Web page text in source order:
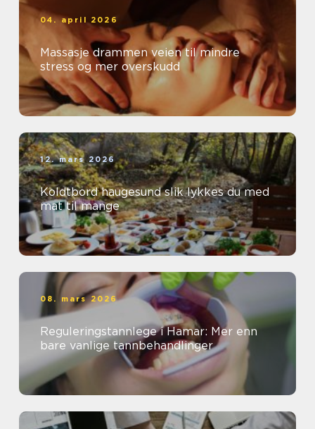
04. april 2026
Massasje drammen veien til mindre
stress og mer overskudd
12. mars 2026
Koldtbord haugesund slik lykkes du med
mat til mange
08. mars 2026
Reguleringstannlege i Hamar: Mer enn
bare vanlige tannbehandlinger